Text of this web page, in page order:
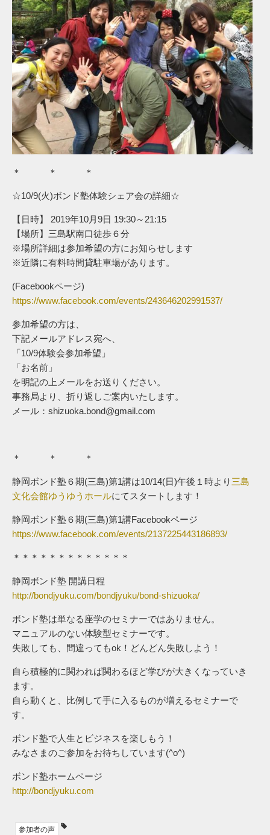
＊ ＊ ＊
☆10/9(火)ボンド塾体験シェア会の詳細☆
【日時】 2019年10月9日 19:30～21:15
【場所】三島駅南口徒歩６分
※場所詳細は参加希望の方にお知らせします
※近隣に有料時間貸駐車場があります。
(Facebookページ)
https://www.facebook.com/events/243646202991537/
参加希望の方は、
下記メールアドレス宛へ、
「10/9体験会参加希望」
「お名前」
を明記の上メールをお送りください。
事務局より、折り返しご案内いたします。
メール：shizuoka.bond@gmail.com
＊ ＊ ＊
静岡ボンド塾６期(三島)第1講は10/14(日)午後１時より 三島
文化会館ゆうゆうホールにてスタートします！
静岡ボンド塾６期(三島)第1講Facebookページ
https://www.facebook.com/events/2137225443186893/
＊＊＊＊＊＊＊＊＊＊＊＊＊
静岡ボンド塾 開講日程
http://bondjyuku.com/bondjyuku/bond-shizuoka/
ボンド塾は単なる座学のセミナーではありません。
マニュアルのない体験型セミナーです。
失敗しても、間違ってもok！どんどん失敗しよう！
自ら積極的に関われば関わるほど学びが大きくなっていき
ます。
自ら動くと、比例して手に入るものが増えるセミナーで
す。
ボンド塾で人生とビジネスを楽しもう！
みなさまのご参加をお待ちしています(^o^)
ボンド塾ホームページ
http://bondjyuku.com
参加者の声